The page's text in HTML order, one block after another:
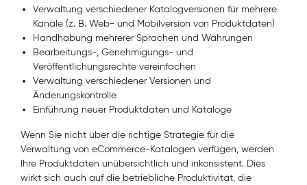
Verwaltung verschiedener Katalogversionen für mehrere
Kanäle (z. B. Web- und Mobilversion von Produktdaten)
Handhabung mehrerer Sprachen und Währungen
Bearbeitungs-, Genehmigungs- und
Veröffentlichungsrechte vereinfachen
Verwaltung verschiedener Versionen und
Änderungskontrolle
Einführung neuer Produktdaten und Kataloge
Wenn Sie nicht über die richtige Strategie für die
Verwaltung von eCommerce-Katalogen verfügen, werden
Ihre Produktdaten unübersichtlich und inkonsistent. Dies
wirkt sich auch auf die betriebliche Produktivität, die